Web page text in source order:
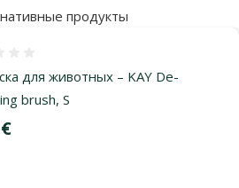
продукты
для животных – KAY De-
brush, S